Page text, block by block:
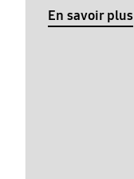
En savoir plus